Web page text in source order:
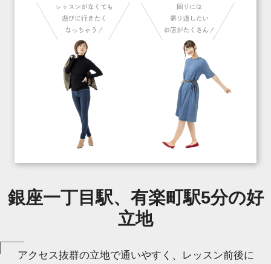
銀座一丁目駅、有楽町駅5分の好
立地
アクセス抜群の立地で通いやすく、レッスン前後に